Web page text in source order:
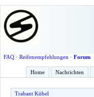
FAQ· Reifenempfehlungen · Forum
Home Nachrichten
Trabant Kübel